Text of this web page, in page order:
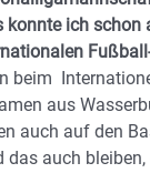
ich
beim
aus
auch auf den
auch